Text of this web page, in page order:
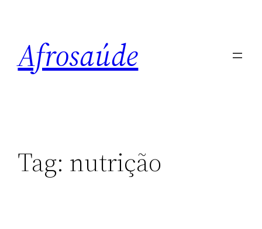
conteúdo
Afrosaúde
Tag: nutrição